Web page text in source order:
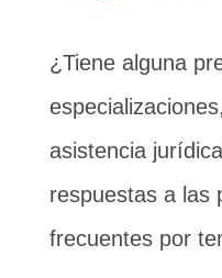
¿Tiene alguna
asistencia
respuestas a las
frecuentes por